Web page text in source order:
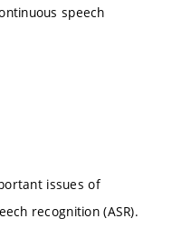
speech
issues of
recognition (ASR).